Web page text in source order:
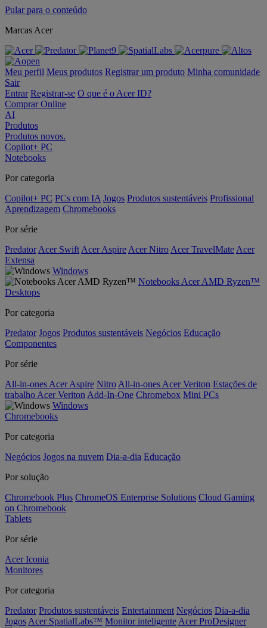
Pular para o conteúdo
Marcas Acer
Meu perfil Meus produtos Registrar um produto Minha comunidade
Sair
Entrar Registrar-se O que é o Acer ID?
Comprar Online
AI
Produtos
Produtos novos.
Copilot+ PC
Notebooks
Por categoria
Copilot+ PC PCs com IA Jogos Produtos sustentáveis Profissional
Aprendizagem Chromebooks
Por série
Predator Acer Swift Acer Aspire Acer Nitro Acer TravelMate Acer
Extensa
Windows
Notebooks Acer AMD Ryzen™
Desktops
Por categoria
Predator Jogos Produtos sustentáveis Negócios Educação
Componentes
Por série
All-in-ones Acer Aspire Nitro All-in-ones Acer Veriton Estações de
trabalho Acer Veriton Add-In-One Chromebox Mini PCs
Windows
Chromebooks
Por categoria
Negócios Jogos na nuvem Dia-a-dia Educação
Por solução
Chromebook Plus ChromeOS Enterprise Solutions Cloud Gaming
on Chromebook
Tablets
Por série
Acer Iconia
Monitores
Por categoria
Predator Produtos sustentáveis Entertainment Negócios Dia-a-dia
Jogos Acer SpatialLabs™ Monitor inteligente Acer ProDesigner